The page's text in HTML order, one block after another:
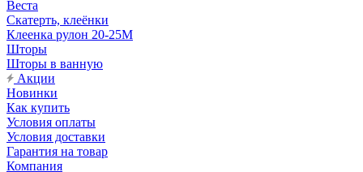
Веста
Скатерть, клеёнки
Клеенка рулон 20-25М
Шторы
Шторы в ванную
Акции
Новинки
Как купить
Условия оплаты
Условия доставки
Гарантия на товар
Компания